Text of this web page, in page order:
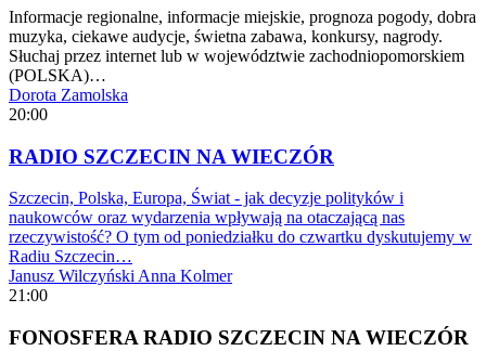
Informacje regionalne, informacje miejskie, prognoza pogody, dobra
muzyka, ciekawe audycje, świetna zabawa, konkursy, nagrody.
Słuchaj przez internet lub w województwie zachodniopomorskiem
(POLSKA)…
Dorota Zamolska
20:00
RADIO SZCZECIN NA WIECZÓR
Szczecin, Polska, Europa, Świat - jak decyzje polityków i
naukowców oraz wydarzenia wpływają na otaczającą nas
rzeczywistość? O tym od poniedziałku do czwartku dyskutujemy w
Radiu Szczecin…
Janusz WilczyńskiAnna Kolmer
21:00
FONOSFERA RADIO SZCZECIN NA WIECZÓR